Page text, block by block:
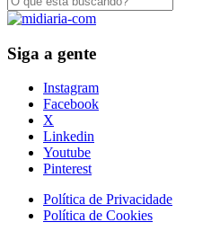
Siga a gente
Instagram
Facebook
X
Linkedin
Youtube
Pinterest
Política de Privacidade
Política de Cookies